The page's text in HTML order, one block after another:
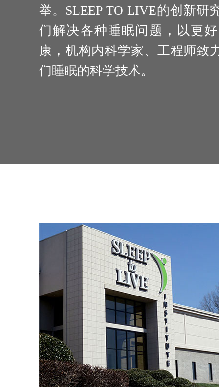
举。SLEEP TO LIVE的创新研
们解决各种睡眠问题，以更
康，机构内科学家、工程师致
们睡眠的科学技术。